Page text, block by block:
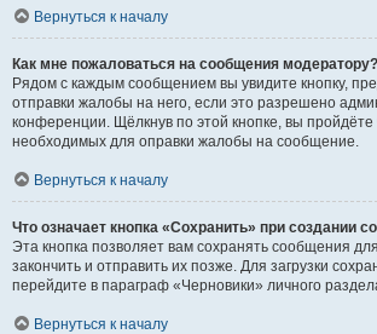
Вернуться к началу
Как мне пожаловаться на сообщения модератору?
Рядом с каждым сообщением вы увидите кнопку,
отправки жалобы на него, если это разрешено
конференции. Щёлкнув по этой кнопке, вы пройдёте
необходимых для оправки жалобы на сообщение.
Вернуться к началу
Что означает кнопка «Сохранить» при создании
Эта кнопка позволяет вам сохранять сообщения
закончить и отправить их позже. Для загрузки
перейдите в параграф «Черновики» личного
Вернуться к началу